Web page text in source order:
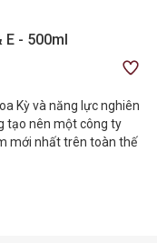
E - 500ml
Kỳ và năng lực nghiên
tạo nên một công ty
mới nhất trên toàn thế